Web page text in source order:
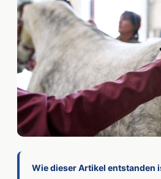
Wie dieser Artikel entstanden